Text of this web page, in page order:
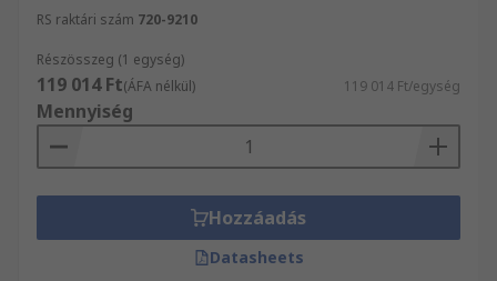
RS raktári szám 720-9210
Részösszeg (1 egység)
119 014 Ft(ÁFA nélkül) 119 014 Ft/egység
Mennyiség
Hozzáadás
Datasheets